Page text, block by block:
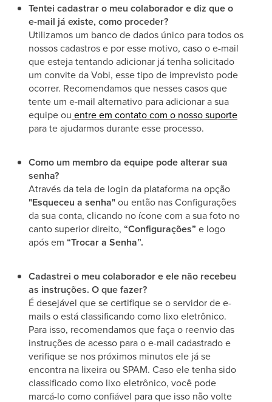
Tentei cadastrar o meu colaborador e diz que o
e-mail já existe, como proceder?
Utilizamos um banco de dados único para todos os
nossos cadastros e por esse motivo, caso o e-mail
que esteja tentando adicionar já tenha solicitado
um convite da Vobi, esse tipo de imprevisto pode
ocorrer. Recomendamos que nesses casos que
tente um e-mail alternativo para adicionar a sua
equipe ou entre em contato com o nosso suporte
para te ajudarmos durante esse processo.
Como um membro da equipe pode alterar sua
senha?
Através da tela de login da plataforma na opção
"Esqueceu a senha"ou então nas Configurações
da sua conta, clicando no ícone com a sua foto no
canto superior direito, “Configurações” e logo
após em “Trocar a Senha”.
Cadastrei o meu colaborador e ele não recebeu
as instruções. O que fazer?
​É desejável que se certifique se o servidor de e-
mails o está classificando como lixo eletrônico.
Para isso, recomendamos que faça o reenvio das
instruções de acesso para o e-mail cadastrado e
verifique se nos próximos minutos ele já se
encontra na lixeira ou SPAM. Caso ele tenha sido
classificado como lixo eletrônico, você pode
marcá-lo como confiável para que isso não volte